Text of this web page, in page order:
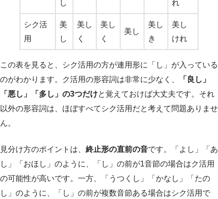
し
れ
シク活
用
美
し
美し
く
美し
く
美し
美し
き
美し
けれ
この表を見ると、シク活用の方が連用形に「し」が入っている
のがわかります。ク活用の形容詞は非常に少なく、
「良し」
「悪し」「多し」の3つだけと覚えておけば大丈夫です。それ
以外の形容詞は、ほぼすべてシク活用だと考えて問題ありませ
ん。
見分け方のポイントは、 終止形の直前の音です。「よし」「あ
し」「おほし」のように、「し」の前が1音節の場合はク活用
の可能性が高いです。一方、「うつくし」「かなし」「たの
し」のように、「し」の前が複数音節ある場合はシク活用で